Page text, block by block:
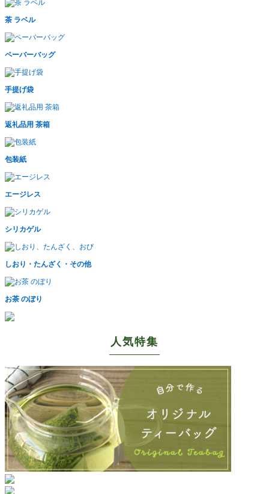
茶 ラベル
ペーバーバッグ
手提げ袋
返礼品用 茶箱
包装紙
エージレス
シリカゲル
しおり・たんざく・その他
お茶 のぼり
人気特集